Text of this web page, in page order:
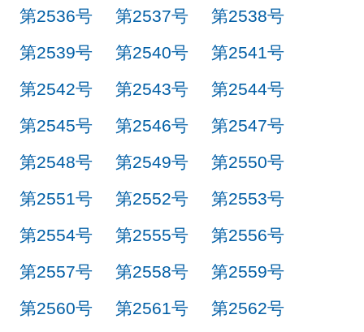
第2536号
第2537号
第2538号
第2539号
第2540号
第2541号
第2542号
第2543号
第2544号
第2545号
第2546号
第2547号
第2548号
第2549号
第2550号
第2551号
第2552号
第2553号
第2554号
第2555号
第2556号
第2557号
第2558号
第2559号
第2560号
第2561号
第2562号